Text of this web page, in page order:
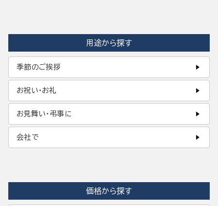
用途から探す
季節のご挨拶
お祝い・お礼
お見舞い・弔事に
会社で
価格から探す